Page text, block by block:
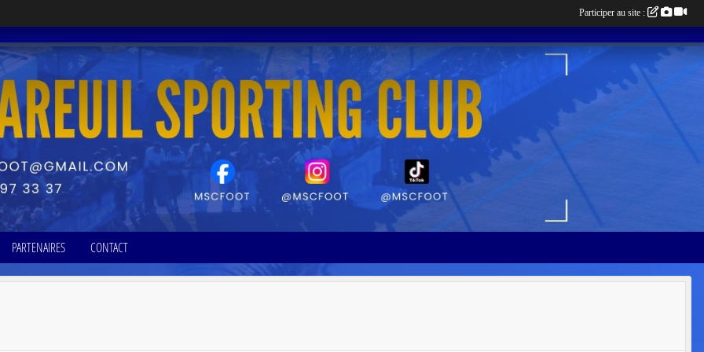
PARTENAIRES CONTACT
Participer au site :